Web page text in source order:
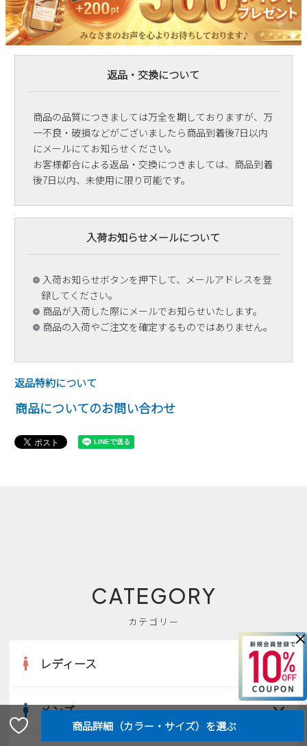
×
返品・交換について
商品の品質につきましては万全を期しておりますが、万
一不良・破損などがございましたら商品到着後7日以内
にメールにてお知らせください。
お客様都合による返品・交換につきましては、商品到着
後7日以内、未使用に限り可能です。
入荷お知らせメールについて
入荷お知らせボタンを押下して、メールアドレスを登
録してください。
商品が入荷した際にメールでお知らせいたします。
商品の入荷やご注文を確定するものではありません。
返品特約について
商品についてのお問い合わせ
CATEGORY
カテゴリー
レディース
すべての商品
メンズ